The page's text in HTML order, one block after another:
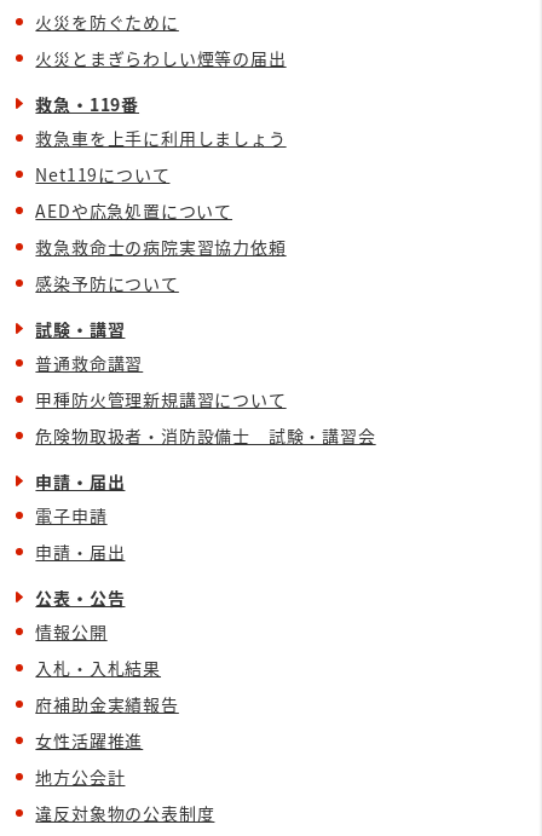
火災を防ぐために
火災とまぎらわしい煙等の届出
救急・119番
救急車を上手に利用しましょう
Net119について
AEDや応急処置について
救急救命士の病院実習協力依頼
感染予防について
試験・講習
普通救命講習
甲種防火管理新規講習について
危険物取扱者・消防設備士 試験・講習会
申請・届出
電子申請
申請・届出
公表・公告
情報公開
入札・入札結果
府補助金実績報告
女性活躍推進
地方公会計
違反対象物の公表制度